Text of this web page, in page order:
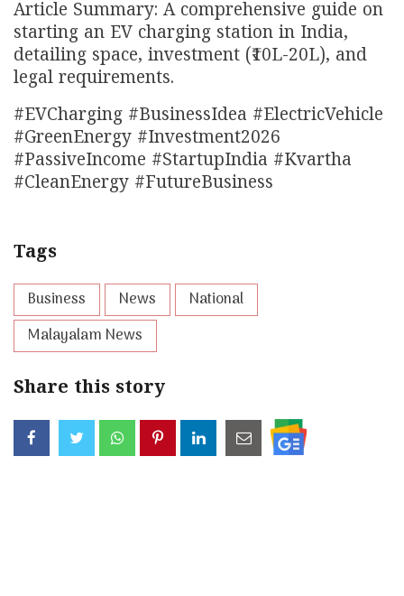
Article Summary: A comprehensive guide on
starting an EV charging station in India,
detailing space, investment (₹10L-20L), and
legal requirements.
#EVCharging #BusinessIdea #ElectricVehicle
#GreenEnergy #Investment2026
#PassiveIncome #StartupIndia #Kvartha
#CleanEnergy #FutureBusiness
Tags
Business News
National
Malayalam News
Share this story